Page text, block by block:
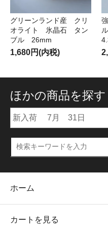
グリーンランド産 クリ
オライト 氷晶石 タン
ブル 26mm
1,680円(内税)
ほかの商品を探す
ホーム
カートを見る